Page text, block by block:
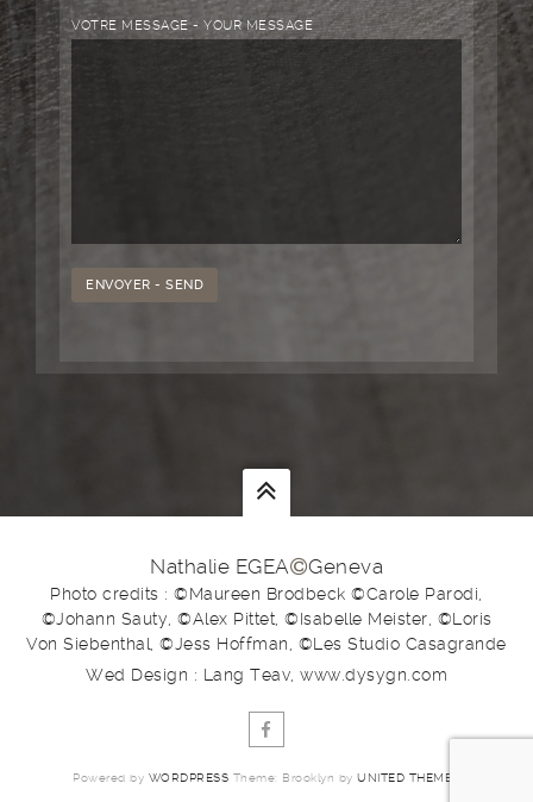
VOTRE MESSAGE - YOUR MESSAGE
Nathalie EGEA Geneva
Photo credits : ©Maureen Brodbeck ©Carole Parodi,
©Johann Sauty, ©Alex Pittet, ©Isabelle Meister, ©Loris
Von Siebenthal, ©Jess Hoffman, ©Les Studio Casagrande
Wed Design : Lang Teav, www.dysygn.com
Powered by WORDPRESS Theme: Brooklyn byUNITED THEMES